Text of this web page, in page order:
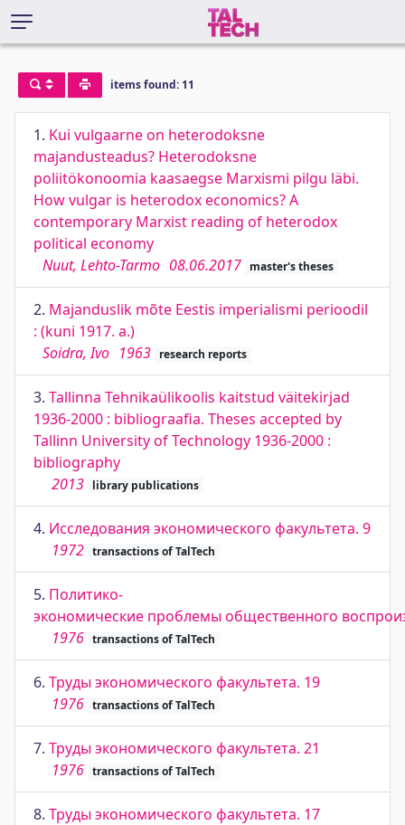
items found: 11
1. Kui vulgaarne on heterodoksne
majandusteadus? Heterodoksne
poliitökonoomia kaasaegse Marxismi pilgu läbi.
How vulgar is heterodox economics? A
contemporary Marxist reading of heterodox
political economy
Nuut, Lehto-Tarmo 08.06.2017 master's theses
2. Majanduslik mõte Eestis imperialismi perioodil
: (kuni 1917. a.)
Soidra, Ivo 1963 research reports
3. Tallinna Tehnikaülikoolis kaitstud väitekirjad
1936-2000 : bibliograafia. Theses accepted by
Tallinn University of Technology 1936-2000 :
bibliography
2013 library publications
4. Исследования экономического факультета. 9
1972 transactions of TalTech
5. Политико-
экономические проблемы общественного
1976 transactions of TalTech
6. Труды экономического факультета. 19
1976 transactions of TalTech
7. Труды экономического факультета. 21
1976 transactions of TalTech
8. Труды экономического факультета. 17